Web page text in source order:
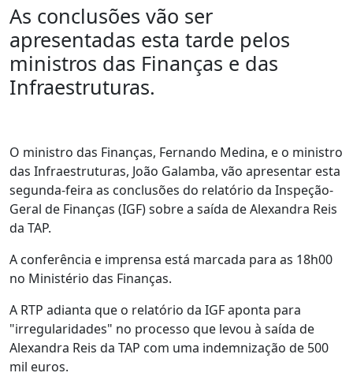
As conclusões vão ser
apresentadas esta tarde pelos
ministros das Finanças e das
Infraestruturas.
O ministro das Finanças, Fernando Medina, e o ministro
das Infraestruturas, João Galamba, vão apresentar esta
segunda-feira as conclusões do relatório da Inspeção-
Geral de Finanças (IGF) sobre a saída de Alexandra Reis
da TAP.
A conferência e imprensa está marcada para as 18h00
no Ministério das Finanças.
A RTP adianta que o relatório da IGF aponta para
"irregularidades" no processo que levou à saída de
Alexandra Reis da TAP com uma indemnização de 500
mil euros.